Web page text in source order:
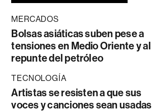
MERCADOS
Bolsas asiáticas suben pese a
tensiones en Medio Oriente y al
repunte del petróleo
TECNOLOGÍA
Artistas se resisten a que sus
voces y canciones sean usadas